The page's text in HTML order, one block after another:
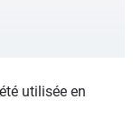
utilisée en